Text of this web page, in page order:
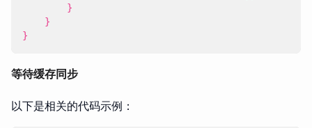
}
}
}
等待缓存同步
以下是相关的代码示例：